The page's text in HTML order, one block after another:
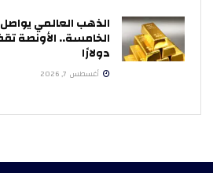
الذهب العالمي
دولارًا
أغسطس 7, 2026